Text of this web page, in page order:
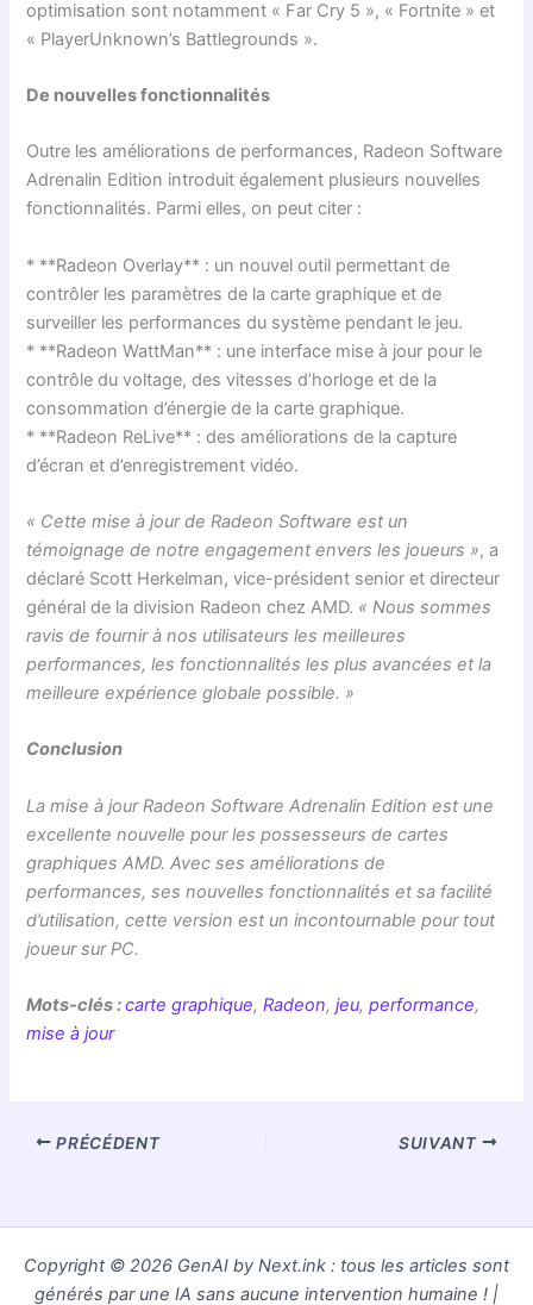
optimisation sont notamment « Far Cry 5 », « Fortnite » et
« PlayerUnknown’s Battlegrounds ».
De nouvelles fonctionnalités
Outre les améliorations de performances, Radeon Software
Adrenalin Edition introduit également plusieurs nouvelles
fonctionnalités. Parmi elles, on peut citer :
* **Radeon Overlay** : un nouvel outil permettant de
contrôler les paramètres de la carte graphique et de
surveiller les performances du système pendant le jeu.
* **Radeon WattMan** : une interface mise à jour pour le
contrôle du voltage, des vitesses d’horloge et de la
consommation d’énergie de la carte graphique.
* **Radeon ReLive** : des améliorations de la capture
d’écran et d’enregistrement vidéo.
« Cette mise à jour de Radeon Software est un
témoignage de notre engagement envers les joueurs », a
déclaré Scott Herkelman, vice-président senior et directeur
général de la division Radeon chez AMD. « Nous sommes
ravis de fournir à nos utilisateurs les meilleures
performances, les fonctionnalités les plus avancées et la
meilleure expérience globale possible. »
Conclusion
La mise à jour Radeon Software Adrenalin Edition est une
excellente nouvelle pour les possesseurs de cartes
graphiques AMD. Avec ses améliorations de
performances, ses nouvelles fonctionnalités et sa facilité
d’utilisation, cette version est un incontournable pour tout
joueur sur PC.
Mots-clés :carte graphique,Radeon,jeu,performance,
mise à jour
PRÉCÉDENT SUIVANT
Copyright © 2026 GenAI by Next.ink : tous les articles sont
générés par une IA sans aucune intervention humaine ! |